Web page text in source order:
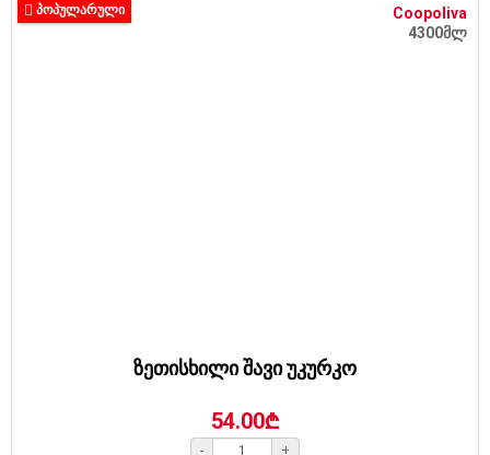
Coopoliva
4300მლ
ᲞᲝᲞᲣᲚᲐᲠᲣᲚᲘ
ზეთისხილი შავი უკურკო
54.00₾
- +